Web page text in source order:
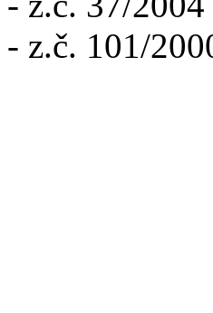
- z.č. 101/